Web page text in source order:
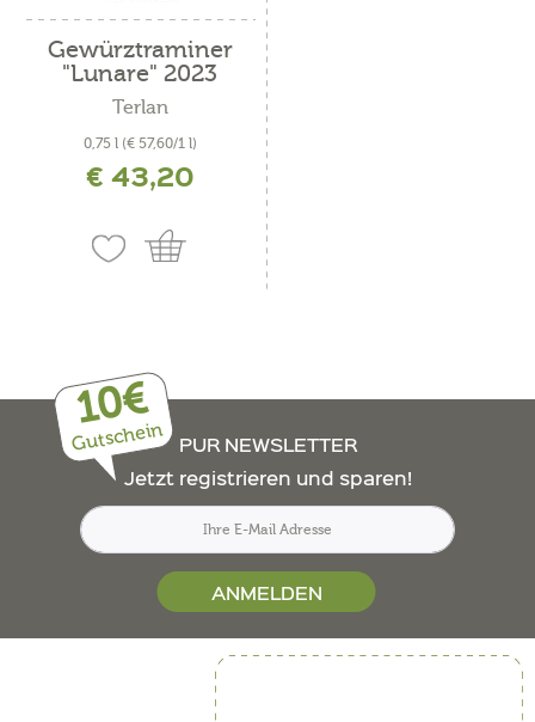
Gewürztraminer
"Lunare" 2023
Terlan
0,75 l (€ 57,60/1 l)
inkl. MwSt. zzgl. Versandkosten
€ 43,20
10€
Gutschein
PUR NEWSLETTER
Jetzt registrieren und sparen!
ANMELDEN